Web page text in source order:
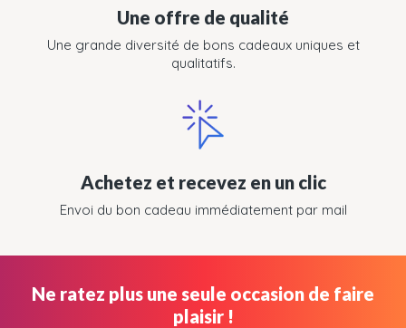
Une offre de qualité
Une grande diversité de bons cadeaux uniques et
qualitatifs.
Achetez et recevez en un clic
Envoi du bon cadeau immédiatement par mail
Ne ratez plus une seule occasion de faire
plaisir !